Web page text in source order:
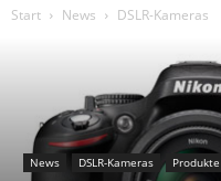
Start News DSLR-Kameras
News DSLR-Kameras Produkte